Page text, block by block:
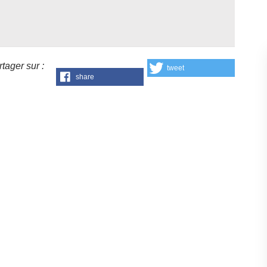
sur :
share
tweet